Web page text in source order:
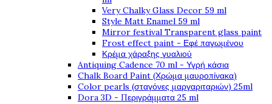
Very Chalky Glass Decor 59 ml
Style Matt Enamel 59 ml
Mirror festival Transparent glass paint
Frost effect paint - Εφέ παγωμένου
Κρέμα χάραξης γυαλιού
Antiquing Cadence 70 ml - Υγρή κάσια
Chalk Board Paint (Χρώμα μαυροπίνακα)
Color pearls (σταγόνες μαργαριταριών) 25ml
Dora 3D - Περιγράμματα 25 ml